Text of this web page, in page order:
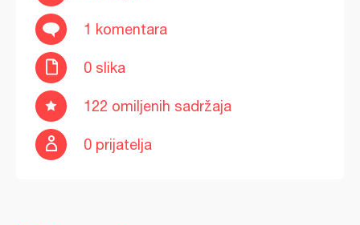
1 komentara
0 slika
122 omiljenih sadržaja
0 prijatelja